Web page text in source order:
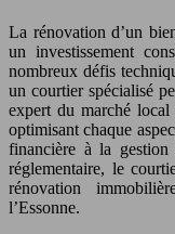
La rénovation d’un
un investissement
nombreux défis
un courtier spécialisé
expert du marché local
optimisant chaque
financière à la
réglementaire, le
rénovation
l’Essonne.